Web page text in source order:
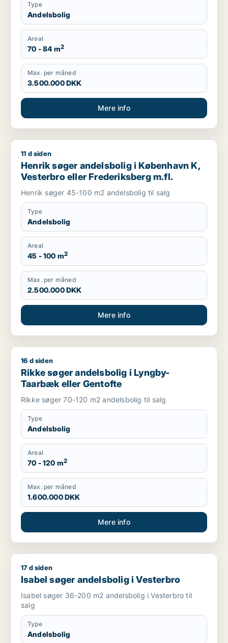
Type
Andelsbolig
Areal
70 - 84 m2
Max. per måned
3.500.000 DKK
Mere info
Henrik søger andelsbolig i København K, Vesterbro eller
11 d siden
Henrik søger andelsbolig i København K,
Vesterbro eller Frederiksberg m.fl.
Henrik søger 45-100 m2 andelsbolig til salg
Type
Andelsbolig
Areal
45 - 100 m2
Max. per måned
2.500.000 DKK
Mere info
Rikke søger andelsbolig i Lyngby-Taarbæk eller Gentofte
16 d siden
Rikke søger andelsbolig i Lyngby-
Taarbæk eller Gentofte
Rikke søger 70-120 m2 andelsbolig til salg
Type
Andelsbolig
Areal
70 - 120 m2
Max. per måned
1.600.000 DKK
Mere info
Isabel søger andelsbolig i Vesterbro
17 d siden
Isabel søger andelsbolig i Vesterbro
Isabel søger 36-200 m2 andelsbolig i Vesterbro til
salg
Type
Andelsbolig